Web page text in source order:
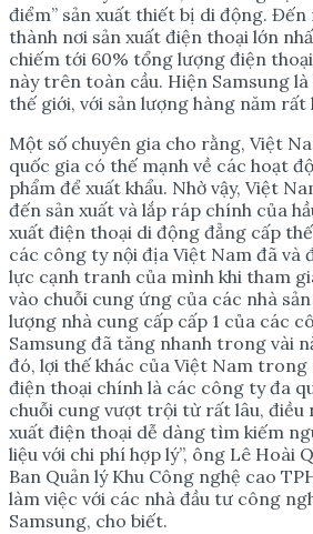
điểm” sản xuất thiết bị di động.
thành nơi sản xuất điện thoại lớn
chiếm tới 60% tổng lượng điện
này trên toàn cầu. Hiện Samsung là
thế giới, với sản lượng hàng năm rất
Một số chuyên gia cho rằng, Việt
quốc gia có thế mạnh về các hoạt
phẩm để xuất khẩu. Nhờ vậy, Việt
đến sản xuất và lắp ráp chính của
xuất điện thoại di động đẳng cấp
các công ty nội địa Việt Nam đã và
lực cạnh tranh của mình khi tham
vào chuỗi cung ứng của các nhà
lượng nhà cung cấp cấp 1 của các
Samsung đã tăng nhanh trong vài
đó, lợi thế khác của Việt Nam
điện thoại chính là các công ty đa
chuỗi cung vượt trội từ rất lâu, điều
xuất điện thoại dễ dàng tìm kiếm
liệu với chi phí hợp lý”, ông Lê Hoài
Ban Quản lý Khu Công nghệ cao
làm việc với các nhà đầu tư công
Samsung, cho biết.